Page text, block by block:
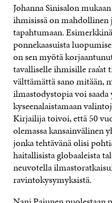
Johanna Sinisalon
ihmisissä on mahdollinen
tapahtumaan.
ponnekaasuista
on sen myötä
tavalliselle ihmisille raa’at
välttämättä sano mitään,
ilmastodystopia voi
kyseenalaistamaan
Kirjailija toivoi, että 50
olemassa kansainvälinen
jonka tehtävänä olisi
haitallisista globaaleista
neuvotella
ravintokysymyksistä.